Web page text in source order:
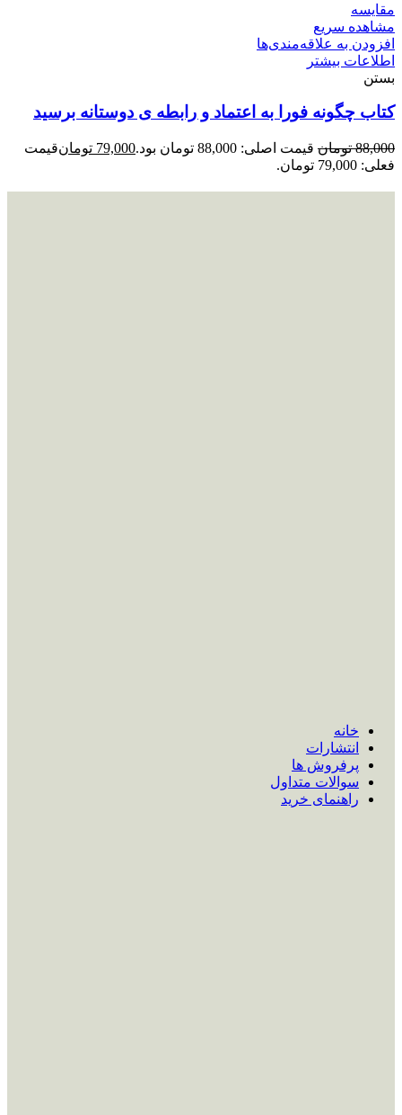
مقایسه
مشاهده سریع
افزودن به علاقه‌مندی‌ها
اطلاعات بیشتر
بستن
کتاب چگونه فورا به اعتماد و رابطه ی دوستانه برسید
88,000 تومان قیمت اصلی: 88,000 تومان بود. 79,000 تومانقیمت
فعلی: 79,000 تومان.
خانه
انتشارات
پرفروش ها
سوالات متداول
راهنمای خرید